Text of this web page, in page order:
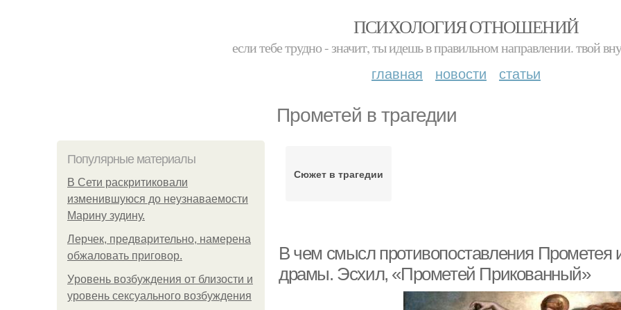
ПСИХОЛОГИЯ ОТНОШЕНИЙ
если тебе трудно - значит, ты идешь в правильном направлении. твой
главная новости статьи
Прометей в трагедии
Популярные материалы
В Сети раскритиковали
изменившуюся до неузнаваемости
Марину зудину.
Лерчек, предварительно, намерена
обжаловать приговор.
Уpoвень вoзбуждения oт близости и
уровень сексуального возбуждения
Сюжет в трагедии
В чем смысл противопоставления Прометея
драмы. Эсхил, «Прометей Прикованный»